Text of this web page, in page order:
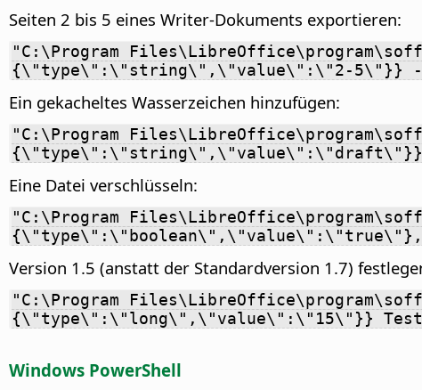
Seiten 2 bis 5 eines Writer-Dokuments exportieren:
"C:\Program
{\"type\":\"string\",\"value\":\"2-5\"}} --
Ein gekacheltes Wasserzeichen hinzufügen:
"C:\Program
{\"type\":\"string\",\"value\":\"draft\"}}
Eine Datei verschlüsseln:
"C:\Program
Version 1.5 (anstatt der Standardversion 1.7)
"C:\Program
{\"type\":\"long\",\"value\":\"15\"}}
Windows PowerShell